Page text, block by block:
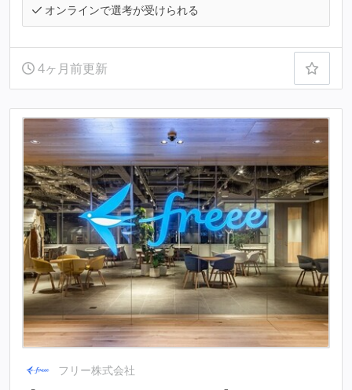
オンラインで選考が受けられる
4ヶ月前更新
フリー株式会社